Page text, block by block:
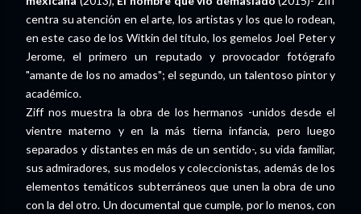
centra su atención en el arte, los artistas y los que lo rodean,
en este caso de los Witkin del título, los gemelos Joel Peter y
Jerome, el primero un reputado y provocador fotógrafo
"amante de los no amados"; el segundo, un talentoso pintor y
académico.
Ziff nos muestra la obra de los hermanos -unidos desde el
vientre materno y en la más tierna infancia, pero luego
separados y distantes en más de un sentido-, su vida familiar,
sus admiradores, sus modelos y coleccionistas, además de los
elementos temáticos subterráneos que unen la obra de uno
con la del otro. Un documental que cumple, por lo menos, con